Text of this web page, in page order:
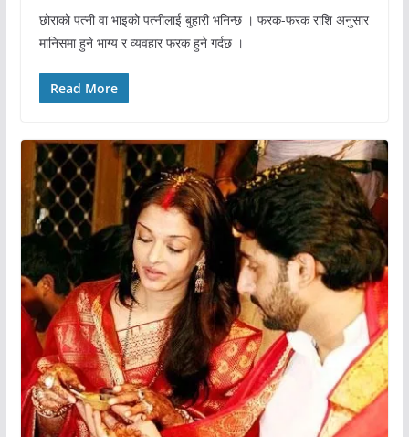
छोराको पत्नी वा भाइको पत्नीलाई बुहारी भनिन्छ । फरक-फरक राशि अनुसार
मानिसमा हुने भाग्य र व्यवहार फरक हुने गर्दछ ।
Read More